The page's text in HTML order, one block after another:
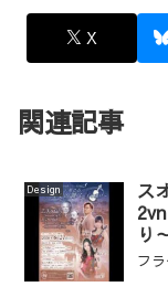
X
関連記事
Design
ス
り
フ